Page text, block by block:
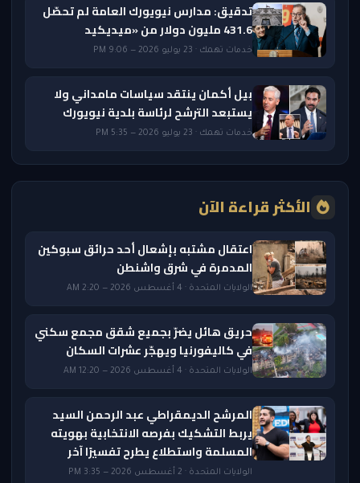
تدقيق: مدارس نيويورك العامة لم تحصّل
431.6 مليون دولار من «ميديكيد
خدمات تهمك · 23 يوليو 2026 — 9:06 PM
بيل أكمان ينتقد سياسات مامداني ولا
يستبعد الترشح لرئاسة بلدية نيويورك
خدمات تهمك · 23 يوليو 2026 — 5:35 PM
الأكثر قراءة الآن
اعتقال مشتبه بإشعال أحد حرائق سبوكين
المدمرة في شرق واشنطن
الولايات المتحدة · 4 أغسطس 2026 — 2:20 AM
حريق هائل يضرّ بجميع شقق مجمع سكني
في كاليفورنيا ويهجّر عشرات السكان
الولايات المتحدة · 4 أغسطس 2026 — 12:20 AM
المرشح الديمقراطي عبد الرحمن السيد
يربط التشكيك بفرصه الانتخابية بهويته
المسلمة واستطلاع يطرح تفسيرًا آخر
الولايات المتحدة · 2 أغسطس 2026 — 3:35 PM